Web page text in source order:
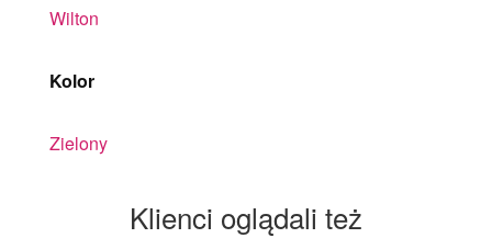
Wilton
Kolor
Zielony
Klienci oglądali też